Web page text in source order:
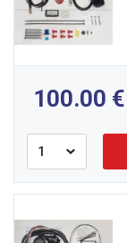
100.00